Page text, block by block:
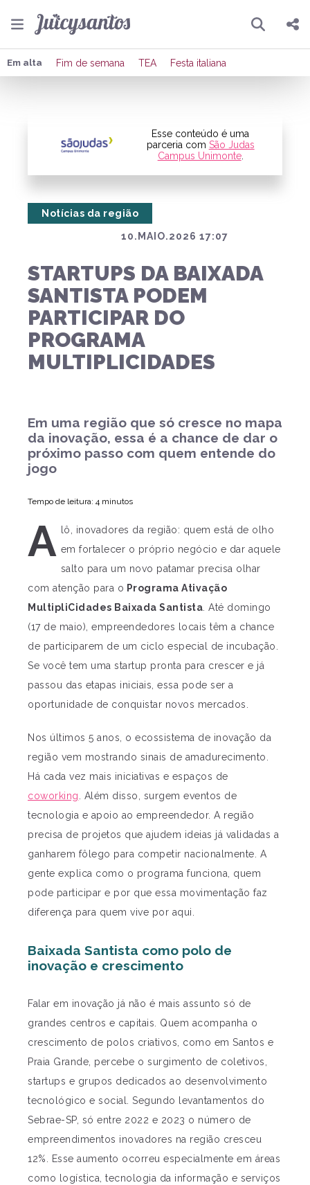
Pesquisar
Compartilhar
Publicar no Facebook
Em alta Fim de semana TEA Festa italiana
Esse conteúdo é uma
parceria com São Judas
Campus Unimonte.
10.MAIO.2026 17:07
Notícias da região
STARTUPS DA BAIXADA
SANTISTA PODEM
PARTICIPAR DO
PROGRAMA
MULTIPLICIDADES
Em uma região que só cresce no mapa
da inovação, essa é a chance de dar o
próximo passo com quem entende do
jogo
Tempo de leitura: 4 minutos
A
lô, inovadores da região: quem está de olho
em fortalecer o próprio negócio e dar aquele
salto para um novo patamar precisa olhar
com atenção para o Programa Ativação
MultipliCidades Baixada Santista . Até domingo
(17 de maio), empreendedores locais têm a chance
de participarem de um ciclo especial de incubação.
Se você tem uma startup pronta para crescer e já
passou das etapas iniciais, essa pode ser a
oportunidade de conquistar novos mercados.
Nos últimos 5 anos, o ecossistema de inovação da
região vem mostrando sinais de amadurecimento.
Há cada vez mais iniciativas e espaços de
coworking . Além disso, surgem eventos de
tecnologia e apoio ao empreendedor. A região
precisa de projetos que ajudem ideias já validadas a
ganharem fôlego para competir nacionalmente. A
gente explica como o programa funciona, quem
pode participar e por que essa movimentação faz
diferença para quem vive por aqui.
Baixada Santista como polo de
inovação e crescimento
Falar em inovação já não é mais assunto só de
grandes centros e capitais. Quem acompanha o
crescimento de polos criativos, como em Santos e
Praia Grande, percebe o surgimento de coletivos,
startups e grupos dedicados ao desenvolvimento
tecnológico e social. Segundo levantamentos do
Sebrae-SP, só entre 2022 e 2023 o número de
empreendimentos inovadores na região cresceu
12%. Esse aumento ocorreu especialmente em áreas
como logística, tecnologia da informação e serviços